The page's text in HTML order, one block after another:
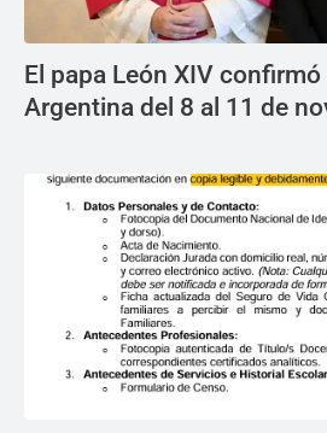
El papa León XIV
Argentina del 8 al 11 de